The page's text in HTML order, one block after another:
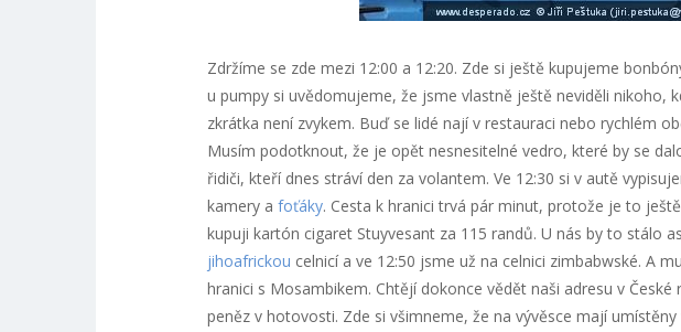
Zdržíme se zde mezi 12:00 a 12:20. Zde si ještě kupujeme
u pumpy si uvědomujeme, že jsme vlastně ještě neviděli nikoho,
zkrátka není zvykem. Buď se lidé nají v restauraci nebo rychlém
Musím podotknout, že je opět nesnesitelné vedro, které by se
řidiči, kteří dnes stráví den za volantem. Ve 12:30 si v autě
kamery a foťáky. Cesta k hranici trvá pár minut, protože je to
kupuji kartón cigaret Stuyvesant za 115 randů. U nás by to stálo
jihoafrickou celnicí a ve 12:50 jsme už na celnici zimbabwské. A
hranici s Mosambikem. Chtějí dokonce vědět naši adresu v České
peněz v hotovosti. Zde si všimneme, že na vývěsce mají